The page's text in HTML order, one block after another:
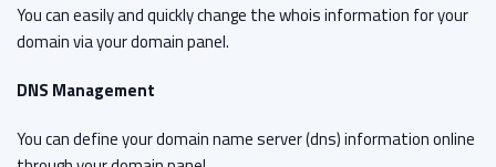
You can easily and quickly change the whois information for your
domain via your domain panel.
DNS Management
You can define your domain name server (dns) information online